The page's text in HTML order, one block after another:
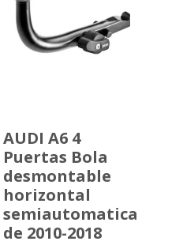
AUDI A6 4
Puertas Bola
desmontable
horizontal
semiautomatica
de 2010-2018